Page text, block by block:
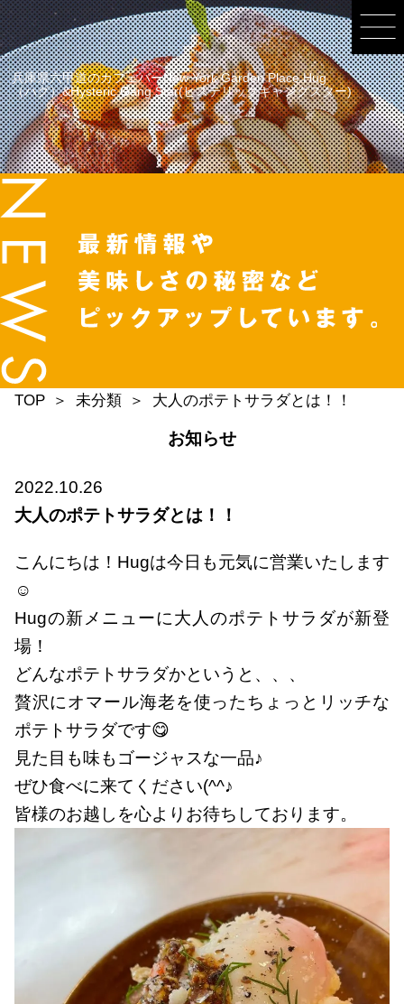
兵庫県六甲道のカフェバーNew York Garden Place Hug
（ハグ）&Hysteric Gang Star(ヒステリックギャングスター)
TOP 未分類 大人のポテトサラダとは！！
お知らせ
2022.10.26
大人のポテトサラダとは！！
こんにちは！Hugは今日も元気に営業いたします
☺
Hugの新メニューに大人のポテトサラダが新登
場！
どんなポテトサラダかというと、、、
贅沢にオマール海老を使ったちょっとリッチな
ポテトサラダです😋
見た目も味もゴージャスな一品♪
ぜひ食べに来てください(^^♪
皆様のお越しを心よりお待ちしております。